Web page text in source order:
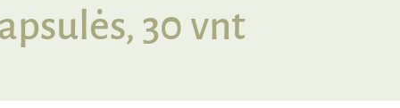
30 vnt